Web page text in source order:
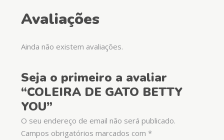
Avaliações
Ainda não existem avaliações.
Seja o primeiro a avaliar
“COLEIRA DE GATO BETTY
YOU”
O seu endereço de email não será publicado.
Campos obrigatórios marcados com *